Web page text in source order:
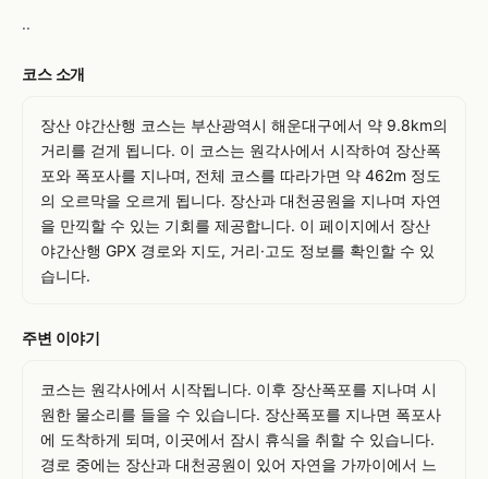
..
코스 소개
장산 야간산행 코스는 부산광역시 해운대구에서 약 9.8km의
거리를 걷게 됩니다. 이 코스는 원각사에서 시작하여 장산폭
포와 폭포사를 지나며, 전체 코스를 따라가면 약 462m 정도
의 오르막을 오르게 됩니다. 장산과 대천공원을 지나며 자연
을 만끽할 수 있는 기회를 제공합니다. 이 페이지에서 장산
야간산행 GPX 경로와 지도, 거리·고도 정보를 확인할 수 있
습니다.
주변 이야기
코스는 원각사에서 시작됩니다. 이후 장산폭포를 지나며 시
원한 물소리를 들을 수 있습니다. 장산폭포를 지나면 폭포사
에 도착하게 되며, 이곳에서 잠시 휴식을 취할 수 있습니다.
경로 중에는 장산과 대천공원이 있어 자연을 가까이에서 느